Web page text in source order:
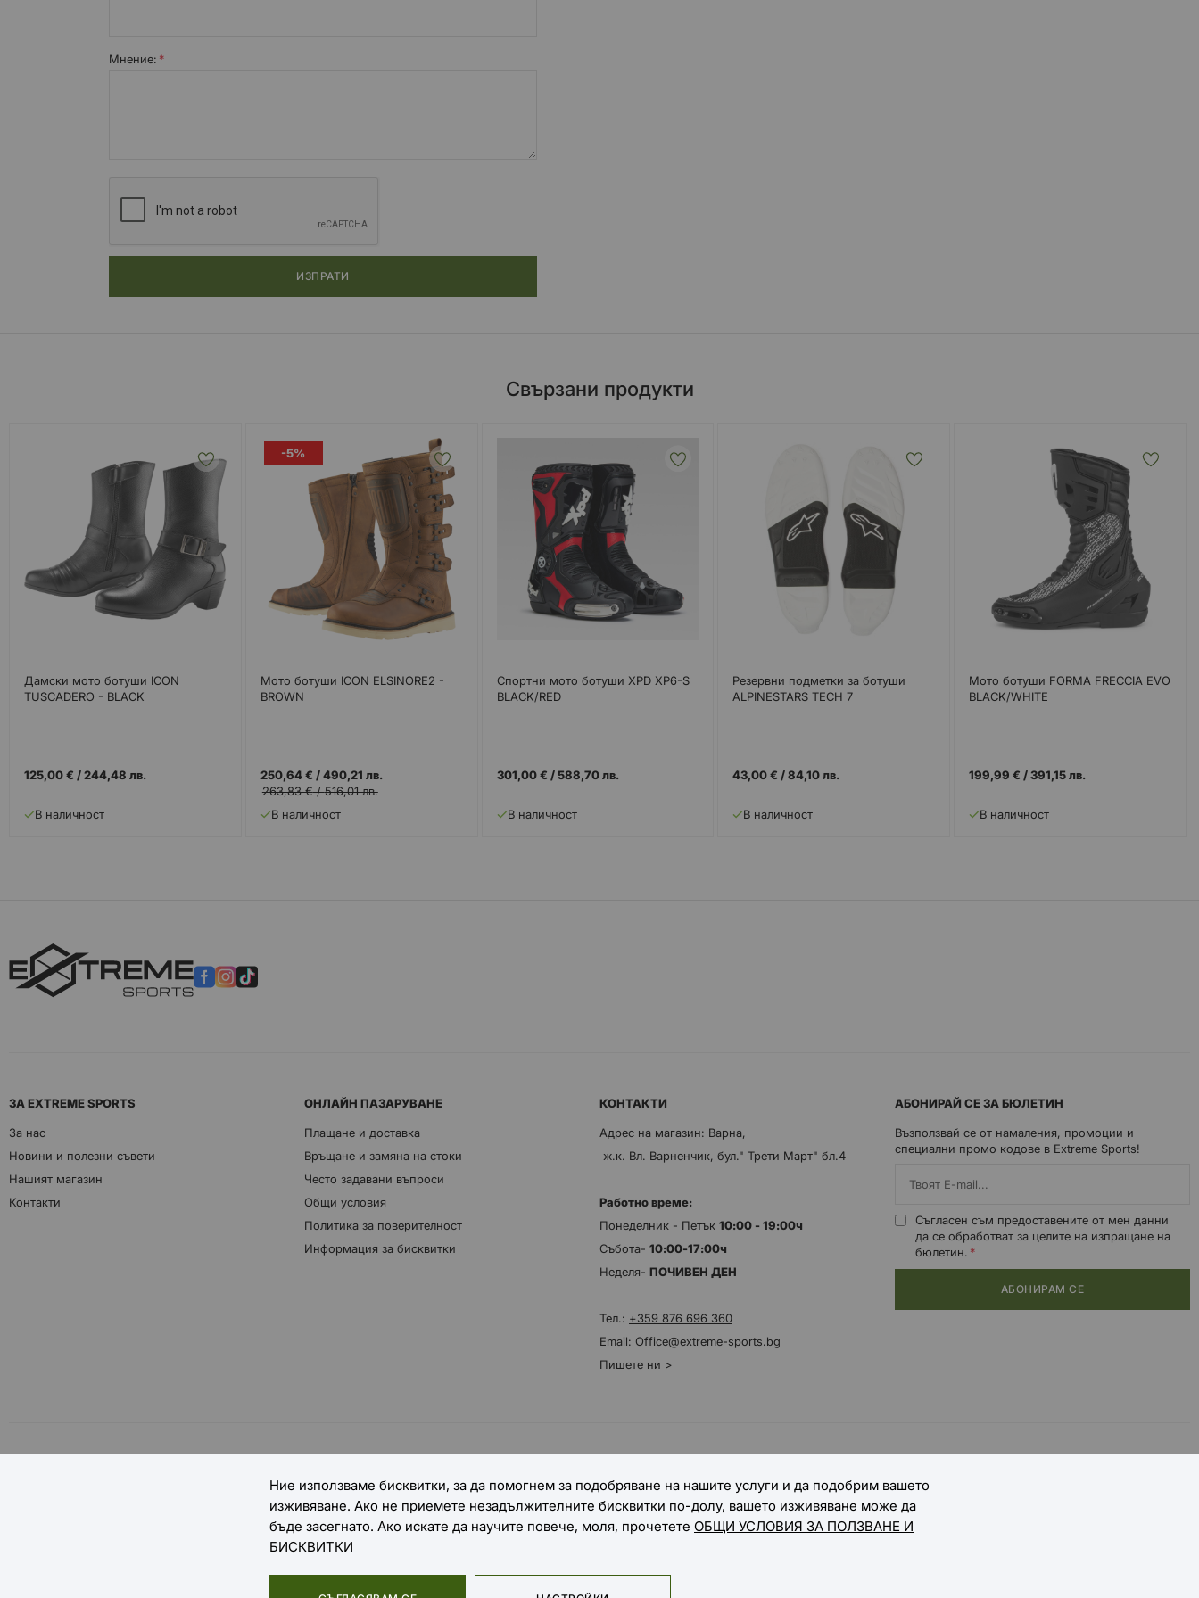
Мнение:
ИЗПРАТИ
Свързани продукти
Дамски мото ботуши ICON
TUSCADERO - BLACK
125,00 € /244,48 лв.
В наличност
-5%
Мото ботуши ICON ELSINORE2 -
BROWN
250,64 € /490,21 лв.
263,83 €/516,01 лв.
В наличност
Спортни мото ботуши XPD XP6-S
BLACK/RED
301,00 € /588,70 лв.
В наличност
Резервни подметки за ботуши
ALPINESTARS TECH 7
43,00 € /84,10 лв.
В наличност
Мото ботуши FORMA FRECCIA EVO
BLACK/WHITE
199,99 € /391,15 лв.
В наличност
ЗА EXTREME SPORTS
За нас
Новини и полезни съвети
Нашият магазин
Контакти
ОНЛАЙН ПАЗАРУВАНЕ
Плащане и доставка
Връщане и замяна на стоки
Често задавани въпроси
Общи условия
Политика за поверителност
Информация за бисквитки
КОНТАКТИ
Адрес на магазин: Варна,
ж.к. Вл. Варненчик, бул." Трети Март" бл.4
Работно време:
Понеделник - Петък 10:00 - 19:00ч
Събота- 10:00-17:00ч
Неделя- ПОЧИВЕН ДЕН
Тел.: +359 876 696 360
Email: Office@extreme-sports.bg
Пишете ни >
АБОНИРАЙ СЕ ЗА БЮЛЕТИН
Възползвай се от намаления, промоции и
специални промо кодове в Extreme Sports!
Съгласен съм предоставените от мен данни
да се обработват за целите на изпращане на
бюлетин.
АБОНИРАМ СЕ
НАЧИНИ НА ДОСТАВКА
Ние използваме бисквитки, за да помогнем за подобряване на нашите услуги и да подобрим вашето
изживяване. Ако не приемете незадължителните бисквитки по-долу, вашето изживяване може да
бъде засегнато. Ако искате да научите повече, моля, прочетете ОБЩИ УСЛОВИЯ ЗА ПОЛЗВАНЕ И
БИСКВИТКИ